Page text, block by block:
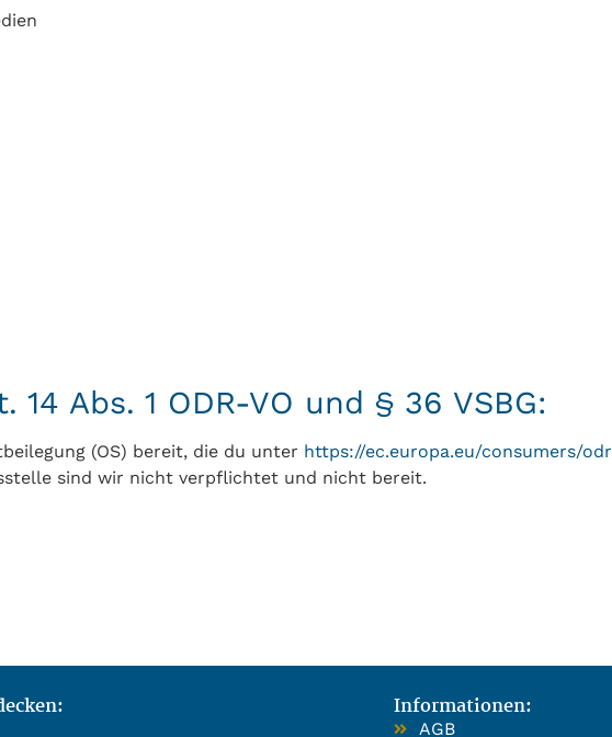
Abs. 1 ODR-VO und § 36 VSBG:
(OS) bereit, die du unter https://ec.europa.eu/consumers/odr
sind wir nicht verpflichtet und nicht bereit.
Informationen:
AGB